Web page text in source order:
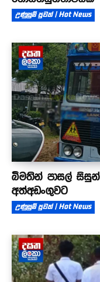
උණුසුම් පුවත් | Hot News
බීමතින් පාසල්
අත්අඩංගුවට
උණුසුම් පුවත් | Hot News